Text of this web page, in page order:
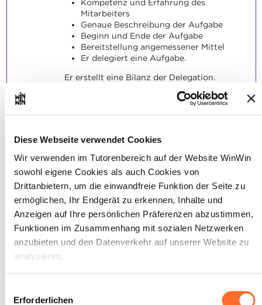
Diese Webseite verwendet Cookies
Wir verwenden im Tutorenbereich auf der Website WinWin
sowohl eigene Cookies als auch Cookies von
Drittanbietern, um die einwandfreie Funktion der Seite zu
ermöglichen, Ihr Endgerät zu erkennen, Inhalte und
Anzeigen auf Ihre persönlichen Präferenzen abzustimmen,
Funktionen im Zusammenhang mit sozialen Netzwerken
anzubieten und den Datenverkehr auf unserer Website zu
analysieren.
akzeptieren, ablehnen oder konfigurieren. Davon
Erforderlichen
Kompetenz und Erfahrung des
Mitarbeiters
Genaue Beschreibung der Aufgabe
Beginn und Ende der Aufgabe
Bereitstellung angemessener Mittel
Er delegiert eine Aufgabe.
Er erstellt eine Bilanz der Delegation.
Die Vorteile und Grenzen des Delegierens
Die Aufgabe wurde effizient delegiert, und
angemessen erstellt.
4
Der Auszubildende ist in der
Lage, die Ursachen eines